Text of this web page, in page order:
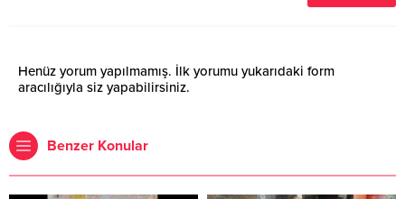
Henüz yorum yapılmamış. İlk yorumu yukarıdaki form
aracılığıyla siz yapabilirsiniz.
Benzer Konular